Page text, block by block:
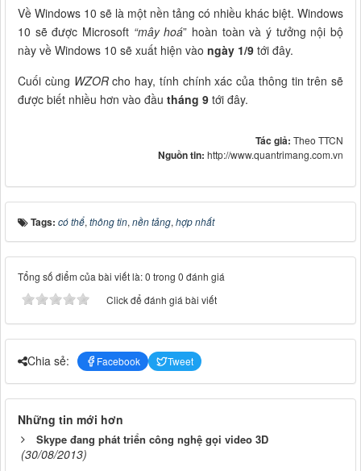
Về Windows 10 sẽ là một nền tảng có nhiều khác biệt. Windows
10 sẽ được Microsoft “mây hoá” hoàn toàn và ý tưởng nội bộ
này về Windows 10 sẽ xuất hiện vào ngày 1/9 tới đây.
Cuối cùng WZORcho hay, tính chính xác của thông tin trên sẽ
được biết nhiều hơn vào đầu tháng 9 tới đây.
Tác giả: Theo TTCN
Nguồn tin: http://www.quantrimang.com.vn
Tags: có thể, thông tin, nền tảng, hợp nhất
Tổng số điểm của bài viết là: 0 trong 0 đánh giá
Click để đánh giá bài viết
Chia sẻ: Facebook Tweet
Những tin mới hơn
Skype đang phát triển công nghệ gọi video 3D
(30/08/2013)